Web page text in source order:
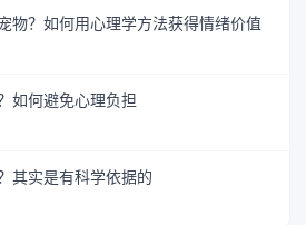
物？如何用心理学方法获得情绪价值
如何避免心理负担
其实是有科学依据的